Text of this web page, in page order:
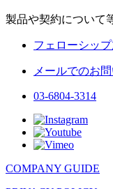
製品や契約について
フェローシッ
メールでのお
03-6804-3314
COMPANY GUIDE